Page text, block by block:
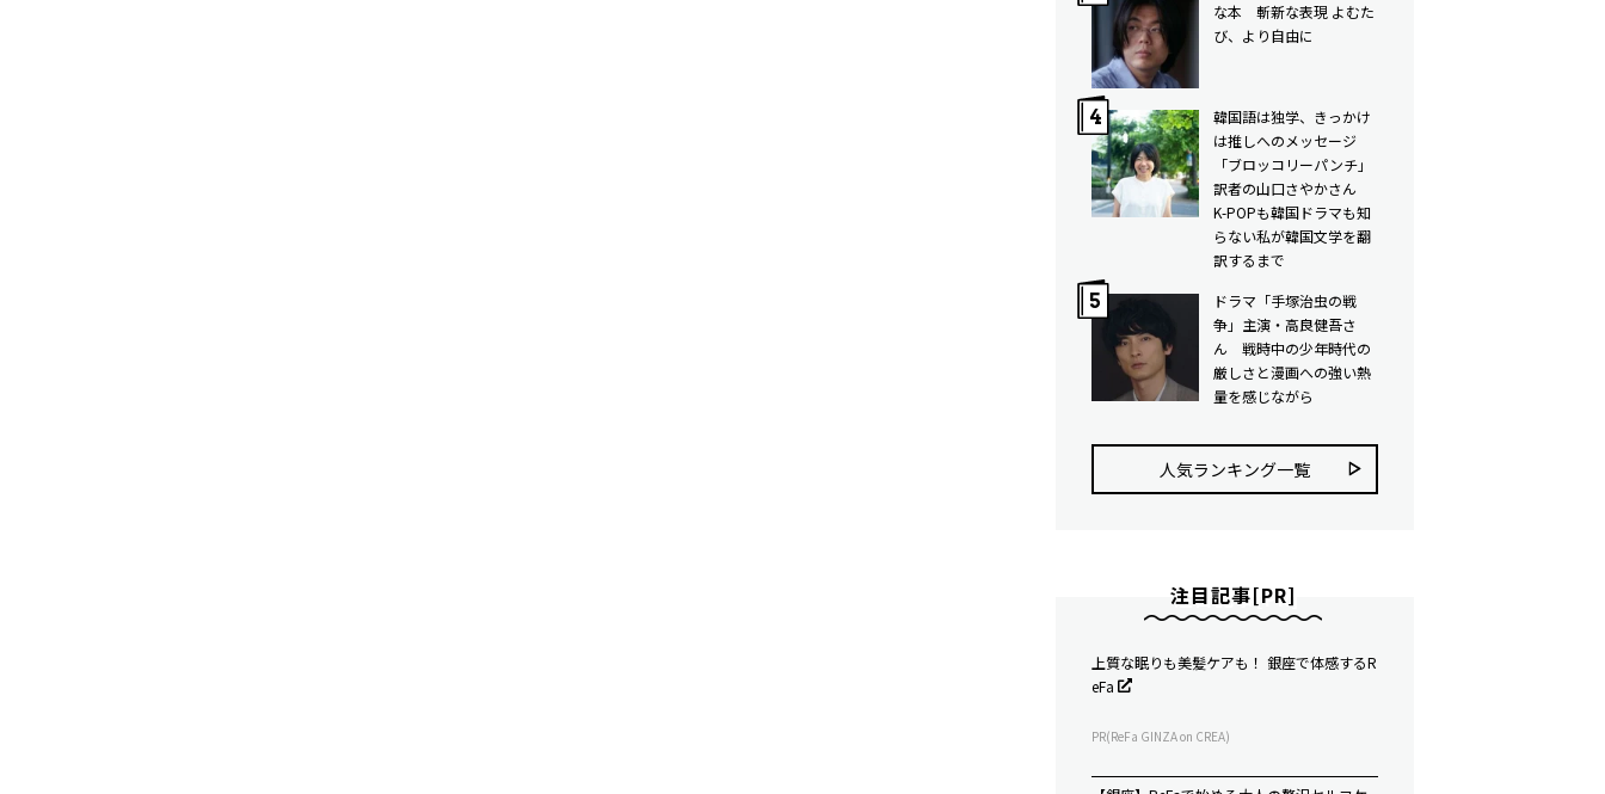
な本 斬新な表現 よむた
び、より自由に
韓国語は独学、きっかけ
は推しへのメッセージ
「ブロッコリーパンチ」
訳者の山口さやかさん
K-POPも韓国ドラマも知
らない私が韓国文学を翻
訳するまで
ドラマ「手塚治虫の戦
争」主演・高良健吾さ
ん 戦時中の少年時代の
厳しさと漫画への強い熱
量を感じながら
人気ランキング⼀覧
注目記事[PR]
上質な眠りも美髪ケアも！ 銀座で体感するR
eFa
PR(ReFa GINZA on CREA)